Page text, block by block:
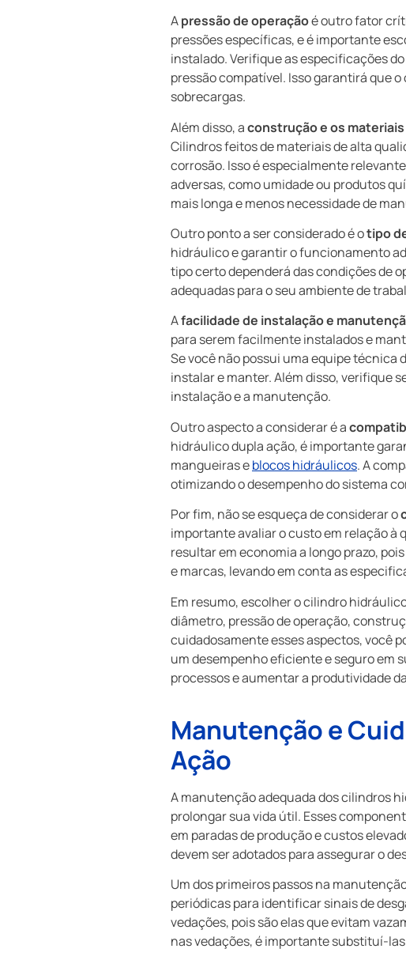
Apressão de operaçãoé outro fator
pressões específicas, e é importante
instalado. Verifique as especificações
pressão compatível. Isso garantirá que
sobrecargas.
Além disso, aconstrução e os materiais
Cilindros feitos de materiais de alta
corrosão. Isso é especialmente
adversas, como umidade ou produtos
mais longa e menos necessidade de
Outro ponto a ser considerado é otipo
hidráulico e garantir o funcionamento
tipo certo dependerá das condições de
adequadas para o seu ambiente de
Afacilidade de instalação e
para serem facilmente instalados e
Se você não possui uma equipe técnica
instalar e manter. Além disso, verifique
instalação e a manutenção.
Outro aspecto a considerar é a
hidráulico dupla ação, é importante
mangueiras eblocos hidráulicos. A
otimizando o desempenho do sistema
Por fim, não se esqueça de considerar o
importante avaliar o custo em relação à
resultar em economia a longo prazo,
e marcas, levando em conta as
Em resumo, escolher o cilindro
diâmetro, pressão de operação,
cuidadosamente esses aspectos, você
um desempenho eficiente e seguro em
processos e aumentar a produtividade
Manutenção e
Ação
A manutenção adequada dos cilindros
prolongar sua vida útil. Esses
em paradas de produção e custos
devem ser adotados para assegurar o
Um dos primeiros passos na
periódicas para identificar sinais de
vedações, pois são elas que evitam
nas vedações, é importante substituí-